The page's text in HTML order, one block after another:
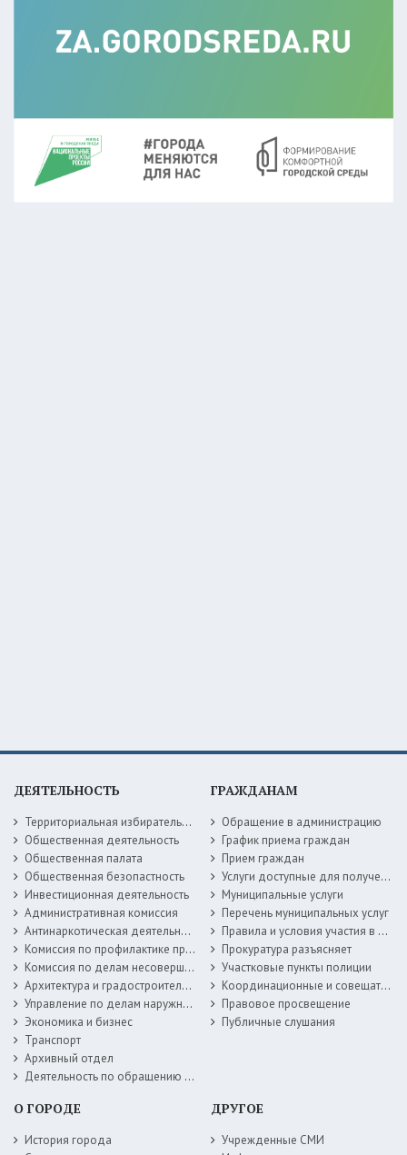
ДЕЯТЕЛЬНОСТЬ
Территориальная избирательная комиссия
Общественная деятельность
Общественная палата
Общественная безопастность
Инвестиционная деятельность
Административная комиссия
Антинаркотическая деятельность
Комиссия по профилактике правонарушений
Комиссия по делам несовершеннолетних
Архитектура и градостроительство
Управление по делам наружной рекламы
Экономика и бизнес
Транспорт
Архивный отдел
Деятельность по обращению с животными без владельцев
ГРАЖДАНАМ
Обращение в администрацию
График приема граждан
Прием граждан
Услуги доступные для получения в электронной форме
Муниципальные услуги
Перечень муниципальных услуг
Правила и условия участия в жилищных программах
Прокуратура разъясняет
Участковые пункты полиции
Координационные и совещательные органы
Правовое просвещение
Публичные слушания
О ГОРОДЕ
История города
ДРУГОЕ
Учрежденные СМИ